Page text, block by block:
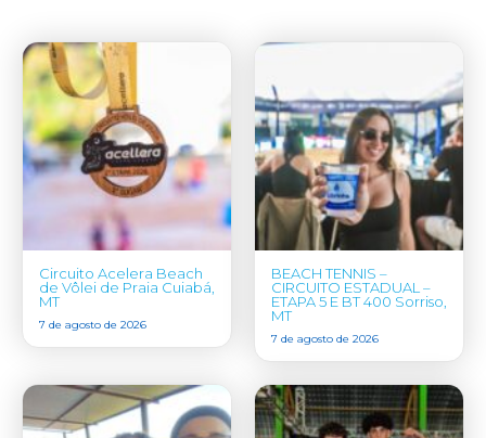
Circuito Acelera Beach
de Vôlei de Praia Cuiabá,
MT
7 de agosto de 2026
BEACH TENNIS –
CIRCUITO ESTADUAL –
ETAPA 5 E BT 400 Sorriso,
MT
7 de agosto de 2026